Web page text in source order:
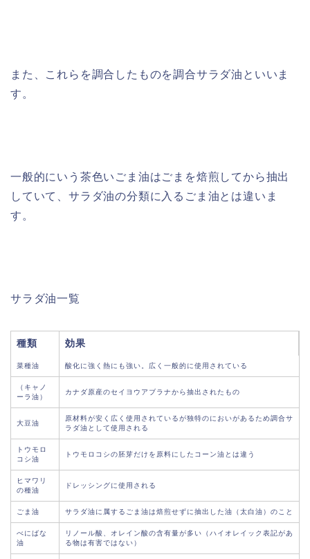
また、これらを調合したものを調合サラダ油といいま
す。
一般的にいう茶色いごま油はごまを焙煎してから抽出
していて、サラダ油の分類に入るごま油とは違いま
す。
サラダ油一覧
種類 効果
菜種油 酸化に強く熱にも強い。広く一般的に使用されている
（キャノ
ーラ油）
カナダ原産のセイヨウアブラナから抽出されたもの
大豆油
原材料が安く広く使用されているが独特のにおいがあるため調合サ
ラダ油として使用される
トウモロ
コシ油
トウモロコシの胚芽だけを原料にしたコーン油とは違う
ヒマワリ
の種油
ドレッシングに使用される
ごま油 サラダ油に属するごま油は焙煎せずに抽出した油（太白油）のこと
べにばな
油
リノール酸、オレイン酸の含有量が多い（ハイオレイック表記があ
る物は有害ではない）